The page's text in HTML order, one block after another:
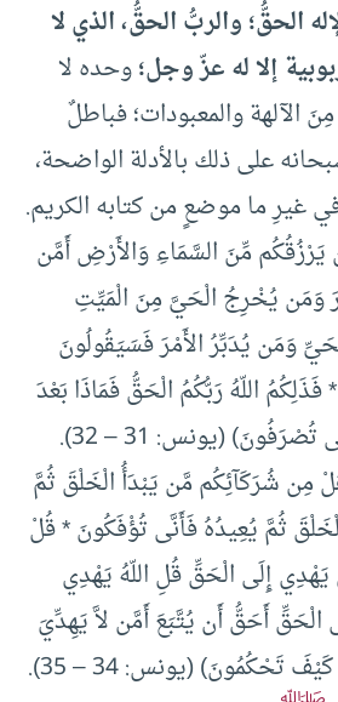
الحقُّ؛ والربُّ الحقُّ، الذي لا
إلا له عزّ وجل؛وحده لا
الآلهة والمعبودات؛ فباطلٌ
على ذلك بالأدلة الواضحة،
في غيرِ ما موضعٍ من كتابه الكريم.
يَرْزُقُكُم مِّنَ السَّمَاءِ وَالأَرْضِ أَمَّن
وَمَن يُخْرِجُ الْحَيَّ مِنَ الْمَيِّتِ
وَمَن يُدَبِّرُ الأَمْرَ فَسَيَقُولُونَ
فَذَلِكُمُ اللّهُ رَبُّكُمُ الْحَقُّ فَمَاذَا بَعْدَ
(يونس: 31 – 32).
مِن شُرَكَآئِكُم مَّن يَبْدَأُ الْخَلْقَ ثُمَّ
ثُمَّ يُعِيدُهُ فَأَنَّى تُؤْفَكُونَ * قُلْ
إِلَى الْحَقِّ قُلِ اللّهُ يَهْدِي
الْحَقِّ أَحَقُّ أَن يُتَّبَعَ أَمَّن لاَّ يَهِدِّيَ
إِلاَّ أَن يُهْدَى فَمَا لَكُمْ كَيْفَ تَحْكُمُونَ) (يونس: 34 – 35).